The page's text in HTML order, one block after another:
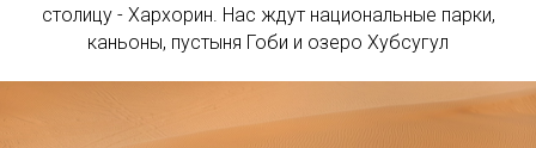
столицу - Хархорин. Нас ждут национальные парки,
каньоны, пустыня Гоби и озеро Хубсугул